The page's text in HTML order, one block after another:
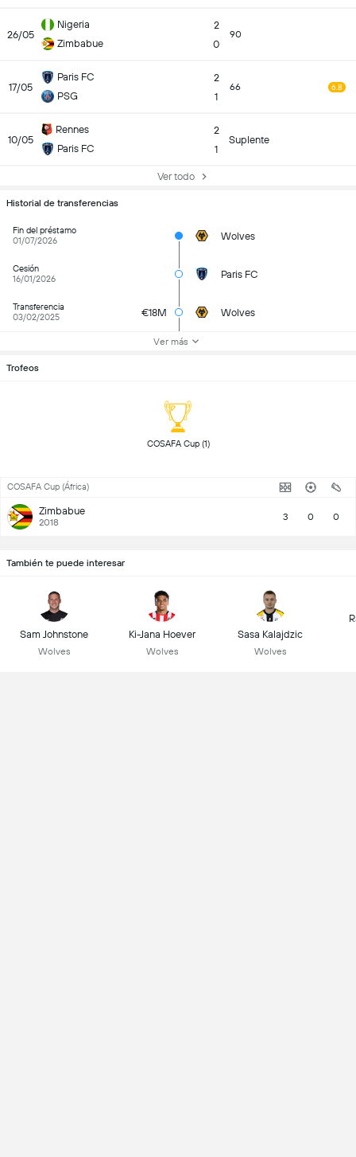
26/05
Nigeria
Zimbabue
2
0
90
17/05
Paris FC
PSG
2
1
66 6.8
10/05
Rennes
Paris FC
2
1
Suplente
Ver todo
Historial de transferencias
Fin del préstamo
01/07/2026
Wolves
Cesión
16/01/2026
Paris FC
Transferencia
03/02/2025
€18M Wolves
Ver más
Trofeos
COSAFA Cup (1)
COSAFA Cup (África)
Zimbabue
2018 3 0 0
También te puede interesar
Sam Johnstone
Wolves
Ki-Jana Hoever
Wolves
Sasa Kalajdzic
Wolves